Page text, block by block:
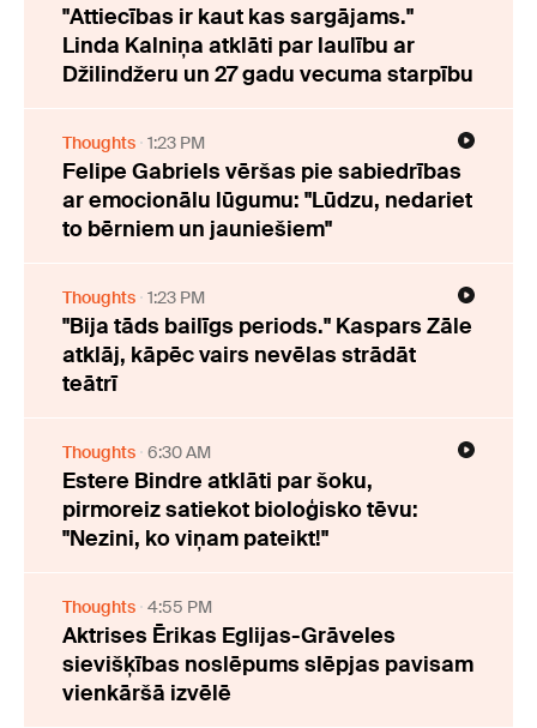
"Attiecības ir kaut kas sargājams."
Linda Kalniņa atklāti par laulību ar
Džilindžeru un 27 gadu vecuma starpību
Thoughts 1:23 PM
Felipe Gabriels vēršas pie sabiedrības
ar emocionālu lūgumu: "Lūdzu, nedariet
to bērniem un jauniešiem"
Thoughts 1:23 PM
"Bija tāds bailīgs periods." Kaspars Zāle
atklāj, kāpēc vairs nevēlas strādāt
teātrī
Thoughts 6:30 AM
Estere Bindre atklāti par šoku,
pirmoreiz satiekot bioloģisko tēvu:
"Nezini, ko viņam pateikt!"
Thoughts 4:55 PM
Aktrises Ērikas Eglijas-Grāveles
sievišķības noslēpums slēpjas pavisam
vienkāršā izvēlē